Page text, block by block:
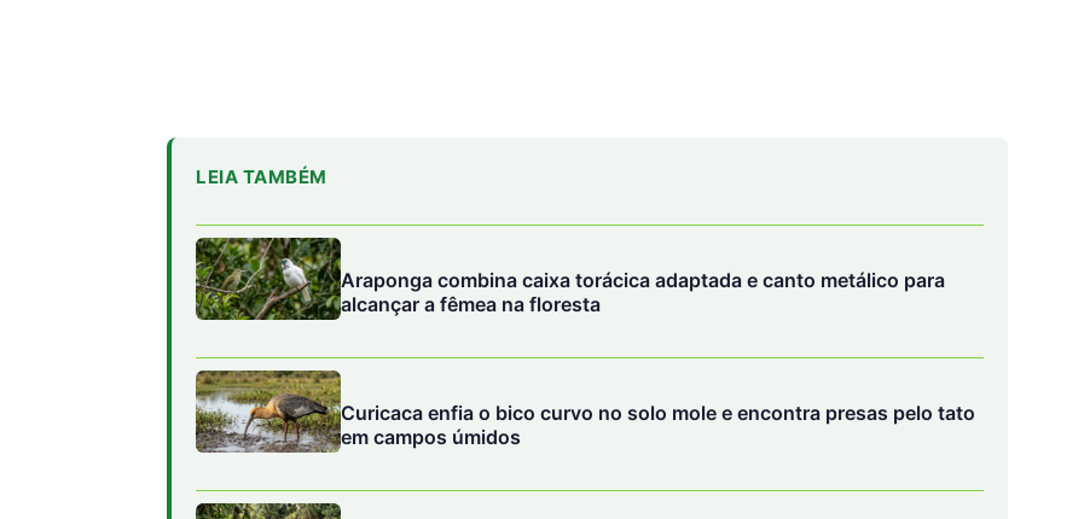
LEIA TAMBÉM
Araponga combina caixa torácica adaptada e canto metálico para
alcançar a fêmea na floresta
Curicaca enfia o bico curvo no solo mole e encontra presas pelo tato
em campos úmidos